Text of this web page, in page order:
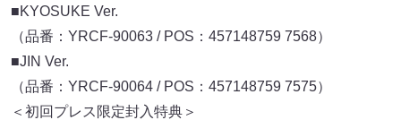
■KYOSUKE Ver.
（品番：YRCF-90063 / POS：457148759 7568）
■JIN Ver.
（品番：YRCF-90064 / POS：457148759 7575）
＜初回プレス限定封入特典＞